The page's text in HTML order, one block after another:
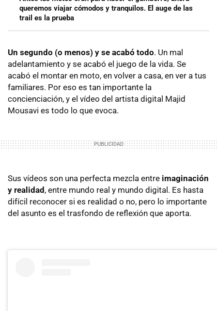
queremos viajar cómodos y tranquilos. El auge de las
trail es la prueba
Un segundo (o menos) y se acabó todo. Un mal
adelantamiento y se acabó el juego de la vida. Se
acabó el montar en moto, en volver a casa, en ver a tus
familiares. Por eso es tan importante la
concienciación, y el vídeo del artista digital Majid
Mousavi es todo lo que evoca.
Sus vídeos son una perfecta mezcla entre imaginación
y realidad, entre mundo real y mundo digital. Es hasta
difícil reconocer si es realidad o no, pero lo importante
del asunto es el trasfondo de reflexión que aporta.